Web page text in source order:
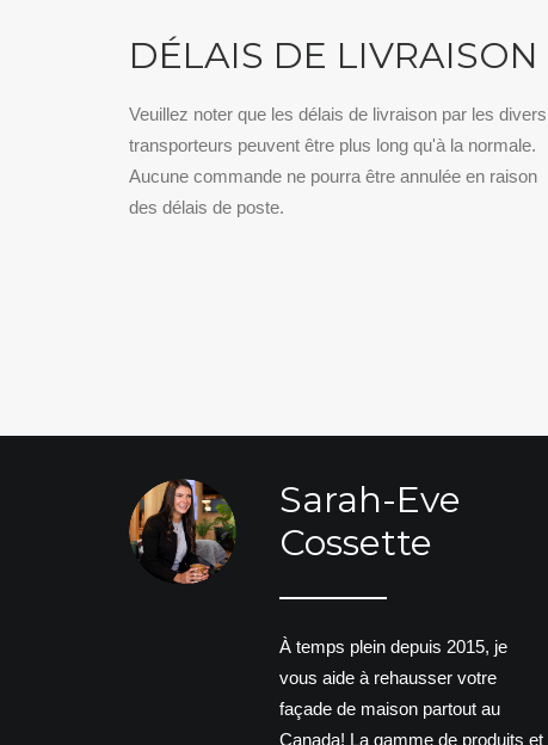
la
page
produit
DÉLAIS DE LIVRAISON
Veuillez noter que les délais de livraison par les divers
transporteurs peuvent être plus long qu'à la normale.
Aucune commande ne pourra être annulée en raison
des délais de poste.
Sarah-Eve
Cossette
À temps plein depuis 2015, je
vous aide à rehausser votre
façade de maison partout au
Canada! La gamme de produits et